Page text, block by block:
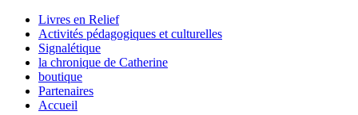
Livres en Relief
Activités pédagogiques et culturelles
Signalétique
la chronique de Catherine
boutique
Partenaires
Accueil